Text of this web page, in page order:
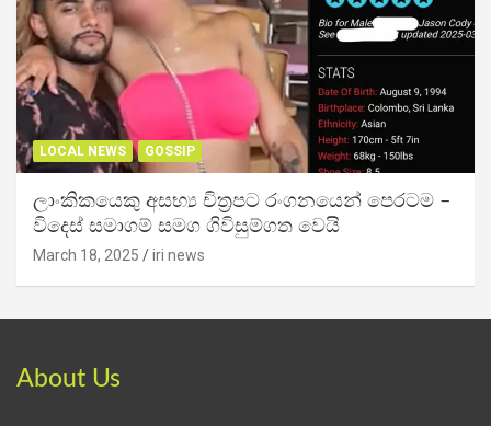
LOCAL NEWS GOSSIP
ලාංකිකයෙකු අසභ්‍ය චිත්‍රපට රංගනයෙන් පෙරටම –
විදෙස් සමාගම් සමග ගිවිසුම්ගත වෙයි
March 18, 2025 iri news
About Us